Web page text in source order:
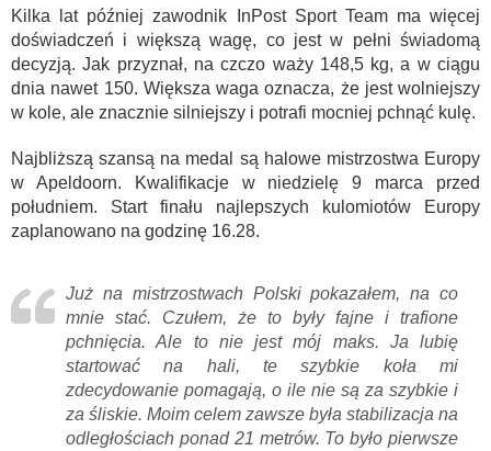
Kilka lat później zawodnik InPost Sport Team ma więcej
doświadczeń i większą wagę, co jest w pełni świadomą
decyzją. Jak przyznał, na czczo waży 148,5 kg, a w ciągu
dnia nawet 150. Większa waga oznacza, że jest wolniejszy
w kole, ale znacznie silniejszy i potrafi mocniej pchnąć kulę.
Najbliższą szansą na medal są halowe mistrzostwa Europy
w Apeldoorn. Kwalifikacje w niedzielę 9 marca przed
południem. Start finału najlepszych kulomiotów Europy
zaplanowano na godzinę 16.28.
Już na mistrzostwach Polski pokazałem, na co
mnie stać. Czułem, że to były fajne i trafione
pchnięcia. Ale to nie jest mój maks. Ja lubię
startować na hali, te szybkie koła mi
zdecydowanie pomagają, o ile nie są za szybkie i
za śliskie. Moim celem zawsze była stabilizacja na
odległościach ponad 21 metrów. To było pierwsze